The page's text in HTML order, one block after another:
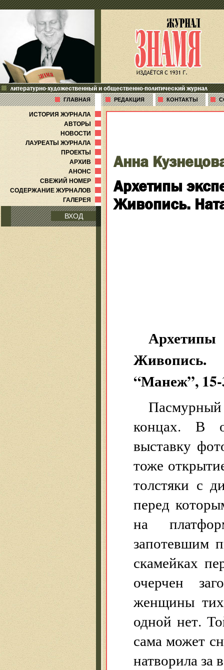
литературно-художественный и общественно-политический журнал
ГЛАВНАЯ РЕДАКЦИЯ КОНТАКТЫ
ИСТОРИЯ ЖУРНАЛА
АВТОРЫ
НОВОСТИ
ЛАУРЕАТЫ ЖУРНАЛА
ПРОЕКТЫ
АРХИВ
АНОНС
СВЕЖИЙ НОМЕР
СОДЕРЖАНИЕ ЖУРНАЛОВ
ГАЛЕРЕЯ
ВХОД
Анна
Архетипы
Живопись.
Архетипы
Живопись.
“Манеж”,
концах. В
выставку
тоже
толстяки с
перед
на
запотевшим
скамейках
очерчен
женщины
одной нет.
сама может
натворила за